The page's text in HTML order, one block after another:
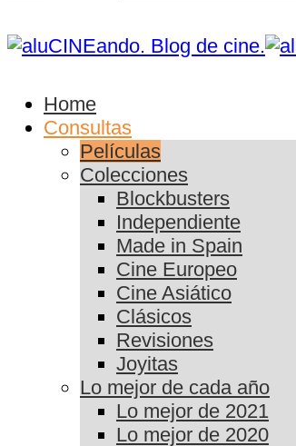
Home
Consultas
Películas
Colecciones
Blockbusters
Independiente
Made in Spain
Cine Europeo
Cine Asiático
Clásicos
Revisiones
Joyitas
Lo mejor de cada año
Lo mejor de 2021
Lo mejor de 2020